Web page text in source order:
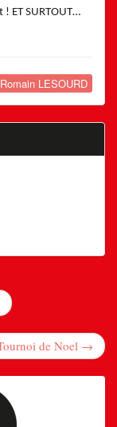
ET SURTOUT…
Romain LESOURD
de Noel →